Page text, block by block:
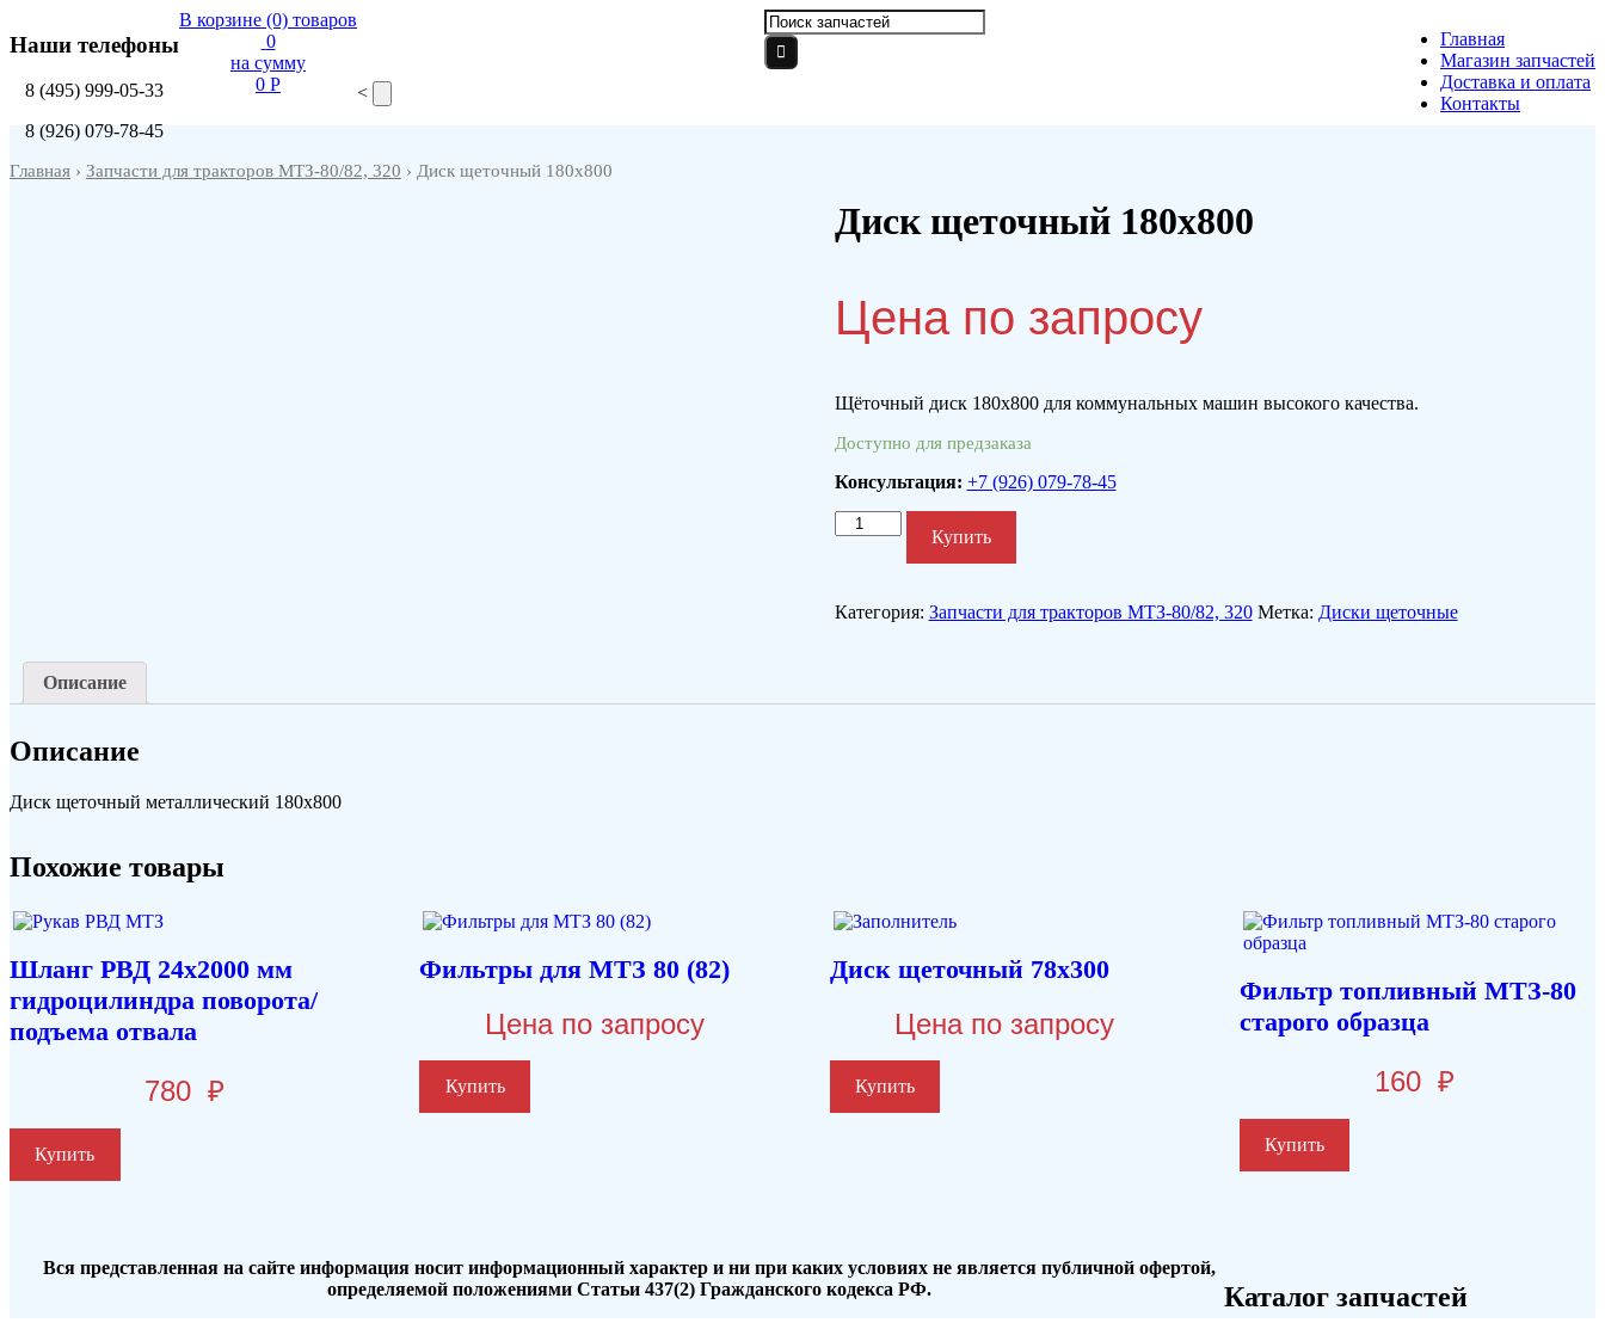
Наши телефоны
8 (495) 999-05-33
8 (926) 079-78-45
В корзине (0) товаров
0
на сумму
0 P
Главная
Магазин запчастей
Доставка и оплата
Контакты
Главная › Запчасти для тракторов МТЗ-80/82, 320 › Диск щеточный 180х800
Диск щеточный 180х800
Цена по запросу
Щёточный диск 180х800 для коммунальных машин высокого качества.
Доступно для предзаказа
Консультация: +7 (926) 079-78-45
Количество
Купить
Категория: Запчасти для тракторов МТЗ-80/82, 320 Метка: Диски щеточные
Описание
Описание
Диск щеточный металлический 180х800
Похожие товары
Шланг РВД 24х2000 мм
гидроцилиндра поворота/
подъема отвала
780 ₽
Купить
Фильтры для МТЗ 80 (82)
Цена по запросу
Купить
Диск щеточный 78х300
Цена по запросу
Купить
Фильтр топливный МТЗ-80
старого образца
160 ₽
Купить
Каталог запчастей
<
Вся представленная на сайте информация носит информационный характер и ни при каких условиях не является публичной офертой,
определяемой положениями Статьи 437(2) Гражданского кодекса РФ.